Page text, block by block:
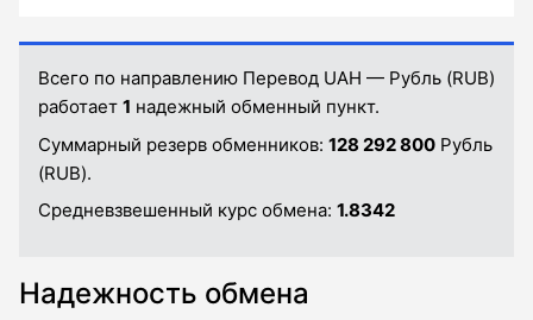
Всего по направлению Перевод UAH — Рубль (RUB)
работает 1 надежный обменный пункт.
Суммарный резерв обменников: 128 292 800 Рубль
(RUB).
Средневзвешенный курс обмена: 1.8342
Надежность обмена